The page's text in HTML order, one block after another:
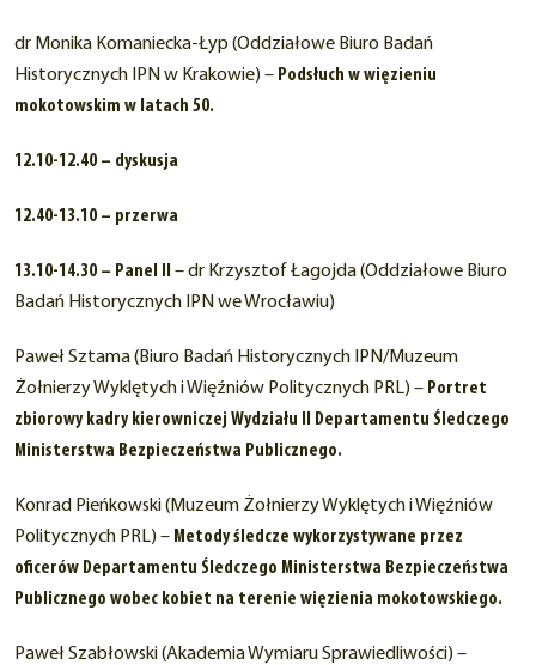
dr Monika Komaniecka-Łyp (Oddziałowe Biuro Badań
Historycznych IPN w Krakowie) – Podsłuch w więzieniu
mokotowskim w latach 50.
12.10-12.40 – dyskusja
12.40-13.10 – przerwa
13.10-14.30 – Panel II
– dr Krzysztof Łagojda (Oddziałowe Biuro
Badań Historycznych IPN we Wrocławiu)
Paweł Sztama (Biuro Badań Historycznych IPN/Muzeum
Żołnierzy Wyklętych i Więźniów Politycznych PRL) – Portret
zbiorowy kadry kierowniczej Wydziału II Departamentu Śledczego
Ministerstwa Bezpieczeństwa Publicznego.
Konrad Pieńkowski (Muzeum Żołnierzy Wyklętych i Więźniów
Politycznych PRL) – Metody śledcze wykorzystywane przez
oficerów Departamentu Śledczego Ministerstwa Bezpieczeństwa
Publicznego wobec kobiet na terenie więzienia mokotowskiego.
Paweł Szabłowski (Akademia Wymiaru Sprawiedliwości) –